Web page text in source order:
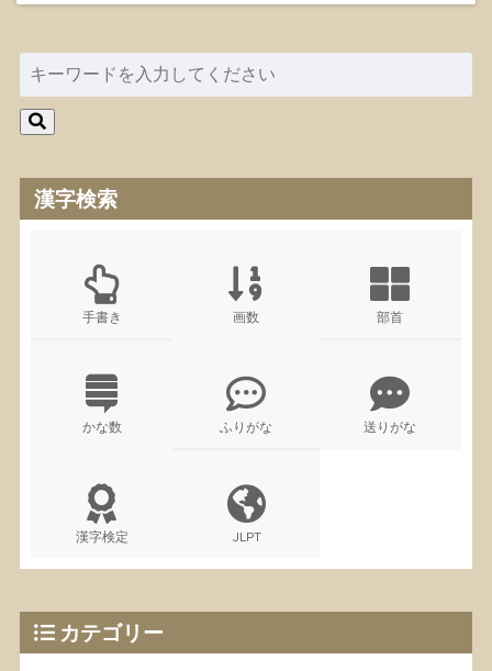
漢字検索
手書き 画数 部首
かな数 ふりがな 送りがな
漢字検定 JLPT
カテゴリー